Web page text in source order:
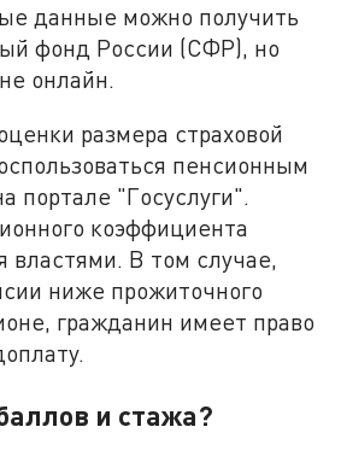
данные можно получить
фонд России (СФР), но
онлайн.
размера страховой
пенсионным
портале "Госуслуги".
коэффициента
властями. В том случае,
ниже прожиточного
гражданин имеет право
и стажа?